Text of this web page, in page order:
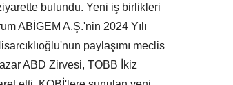
bulundu. Yeni iş birlikleri
ABİGEM A.Ş.'nin 2024 Yılı
paylaşımı meclis
ABD Zirvesi, TOBB İkiz